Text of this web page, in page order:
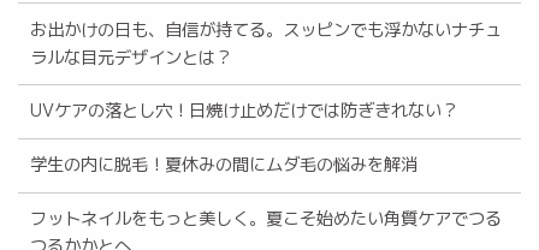
お出かけの日も、自信が持てる。スッピンでも浮かないナチュ
ラルな目元デザインとは？
UVケアの落とし穴！日焼け止めだけでは防ぎきれない？
学生の内に脱毛！夏休みの間にムダ毛の悩みを解消
フットネイルをもっと美しく。夏こそ始めたい角質ケアでつる